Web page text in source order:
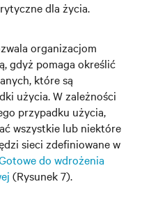
dla życia.
organizacjom
gdyż pomaga określić
które są
użycia. W zależności
przypadku użycia,
wszystkie lub niektóre
sieci zdefiniowane w
do wdrożenia
(Rysunek 7).